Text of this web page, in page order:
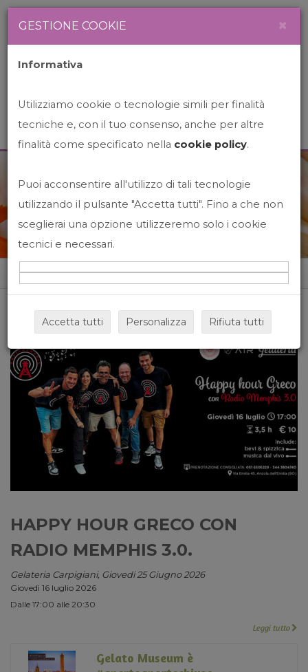
News&Events
Home News&events
HAPPY HOUR GRECO CON
RADIO MEMPHIS 3.0.
Gelateria Carpigiani, Giovedi 25 Giugno 2026
Giovedì 16 luglio 2026
Dalle 17:00 alle 20:30
Leggi tutto
Gelato Museum è
GESTIONE COOKIE ×
Informativa
Utilizziamo cookie o tecnologie simili per finalità
tecniche e, con il tuo consenso, anche per altre
finalità come specificato nella cookie policy.
Puoi acconsentire all'utilizzo di tali tecnologie
utilizzando il pulsante "Accetta tutti". Fino a che non
sceglierai una opzione utilizzeremo solo i cookie
tecnici e necessari.
Accetta tutti Personalizza Rifiuta tutti